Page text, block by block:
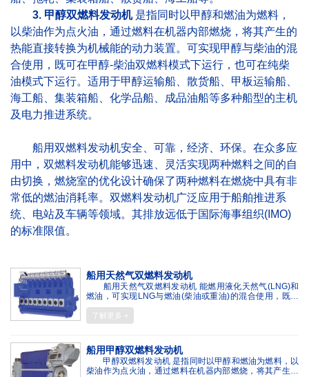
3. 甲醇双燃料发动机是指同时以甲醇和燃油为燃料，
以柴油作为点火油，通过燃料在机器内部燃烧，将其产生的
热能直接转换为机械能的动力装置。可实现甲醇与柴油的混
合使用，既可在甲醇-柴油双燃料模式下运行，也可在纯柴
油模式下运行。适用于甲醇运输船、散货船、甲板运输船、
海工船、集装箱船、化学品船、成品油船等多种船型的主机
及电力推进系统。
船用双燃料发动机安全、可靠，经济、环保。在众多应
用中，双燃料发动机能够迅速、灵活实现两种燃料之间的自
由切换，燃烧室的优化设计确保了两种燃料在燃烧中具有非
常低的燃油消耗率。双燃料发动机广泛应用于船舶推进系
统、电站及车辆等领域。其排放远低于国际海事组织(IMO)
的标准限值。
船用天然气双燃料发动机
船用天然气双燃料发动机 能燃用液化天然气(LNG)和
燃油，可实现LNG与燃油(柴油或重油)的混合使用，既可
在LNG-燃油双燃料模式下运行，也可在纯燃油(柴油或重
油)模式下运行。适用于LNG船、邮轮、渡轮、工程船等大
中型船舶的主推进动力。
了解更多 +
船用甲醇双燃料发动机
甲醇双燃料发动机 是指同时以甲醇和燃油为燃料，以
柴油作为点火油，通过燃料在机器内部燃烧，将其产生的